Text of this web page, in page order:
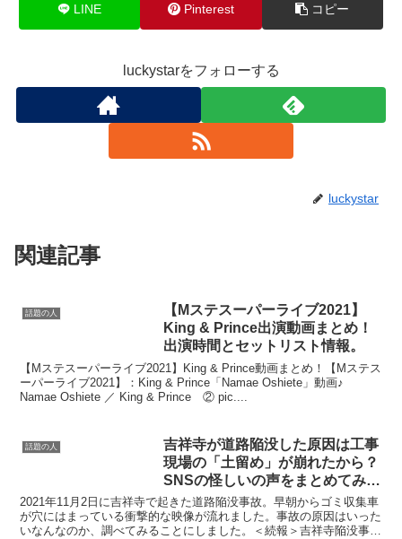
LINE Pinterest コピー
luckystarをフォローする
luckystar
関連記事
話題の人
【Mステスーパーライブ2021】
King & Prince出演動画まとめ！
出演時間とセットリスト情報。
【Mステスーパーライブ2021】King & Prince動画まとめ！【Mステス
ーパーライブ2021】：King & Prince「Namae Oshiete」動画♪
Namae Oshiete ／ King & Prince ② pic....
話題の人
吉祥寺が道路陥没した原因は工事
現場の「土留め」が崩れたから？
SNSの怪しいの声をまとめてみ
た。
2021年11月2日に吉祥寺で起きた道路陥没事故。早朝からゴミ収集車
が穴にはまっている衝撃的な映像が流れました。事故の原因はいった
いなんなのか、調べてみることにしました。＜続報＞吉祥寺陥没事故